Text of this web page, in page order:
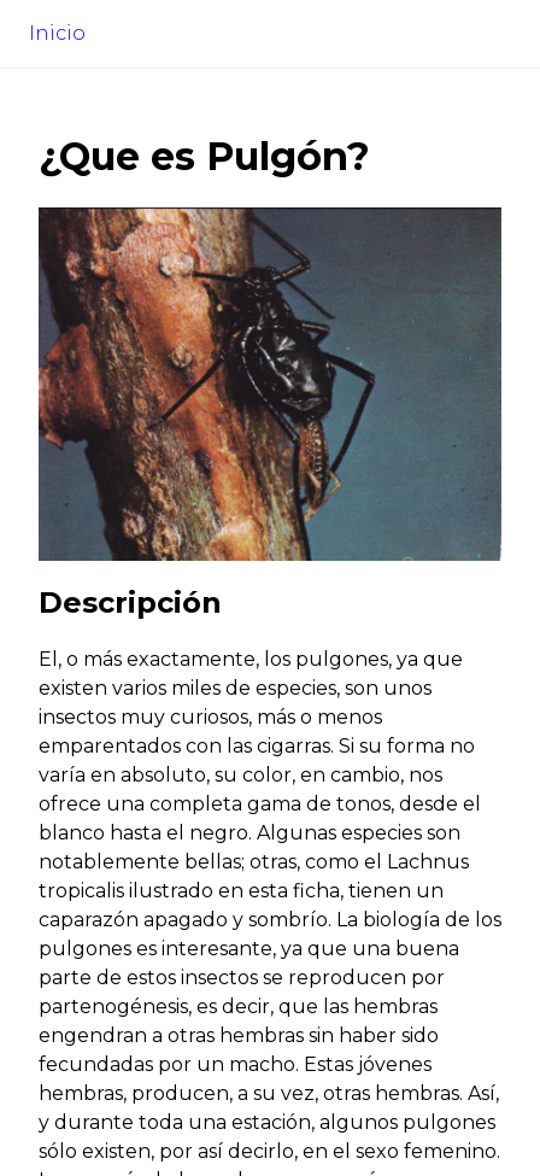
Inicio
¿Que es Pulgón?
Descripción
El, o más exactamente, los pulgones, ya que
existen varios miles de especies, son unos
insectos muy curiosos, más o menos
emparentados con las cigarras. Si su forma no
varía en absoluto, su color, en cambio, nos
ofrece una completa gama de tonos, desde el
blanco hasta el negro. Algunas especies son
notablemente bellas; otras, como el Lachnus
tropicalis ilustrado en esta ficha, tienen un
caparazón apagado y sombrío. La biología de los
pulgones es interesante, ya que una buena
parte de estos insectos se reproducen por
partenogénesis, es decir, que las hembras
engendran a otras hembras sin haber sido
fecundadas por un macho. Estas jóvenes
hembras, producen, a su vez, otras hembras. Así,
y durante toda una estación, algunos pulgones
sólo existen, por así decirlo, en el sexo femenino.